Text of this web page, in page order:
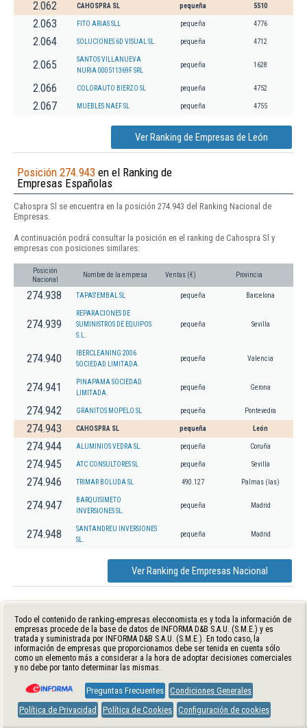
2.062 CAHOSPRA SL pequeña 5510
2.063 FITO ARIAS SLL pequeña 4776
2.064 SOLUCIONES 6D VISUAL SL. pequeña 4712
2.065
SANTOS VILLANUEVA
NURIA 000511369F SRL
pequeña 1628
2.066 COLORAUTO BIERZO SL pequeña 4752
2.067 MUEBLES NAEF SL pequeña 4755
Ver Ranking de Empresas de León
Posición 274.943 en el Ranking de
Empresas Españolas
Cahospra Sl se encuentra en la posición 274.943 del Ranking Nacional de
Empresas.
A continuación podrá consultar la posición en el ranking de Cahospra Sl y
empresas con posiciones similares:
Posición
Nacional
Nombre de la empresa Ventas (€) Provincia
274.938 TAPAS'EMBAL SL pequeña Barcelona
274.939
REPARACIONES DE
SUMINISTROS DE EQUIPOS
S.L.
pequeña Sevilla
274.940
IBERCLEANING 2006
SOCIEDAD LIMITADA.
pequeña Valencia
274.941
PINAPAMA SOCIEDAD
LIMITADA.
pequeña Gerona
274.942 GRANITOS MOPELO SL pequeña Pontevedra
274.943 CAHOSPRA SL pequeña León
274.944 ALUMINIOS VEDRA SL. pequeña Coruña
274.945 ATC CONSULTORES SL pequeña Sevilla
274.946 TRIMAR BOLUDA SL 490.127 Palmas (las)
274.947
BARQUISIMETO
INVERSIONES SL.
pequeña Madrid
274.948
SANTANDREU INVERSIONES
SL.
pequeña Madrid
Ver Ranking de Empresas Nacional
Todo el contenido de ranking-empresas.eleconomista.es y toda la información de
empresas procede de la base de datos de INFORMA D&B S.A.U. (S.M.E.) y es
tratada y suministrada por INFORMA D&B S.A.U. (S.M.E.). En todo caso, la
información de empresas que proporcionamos debe ser tenida en cuenta sólo
como un elemento más a considerar a la hora de adoptar decisiones comerciales
y no debe por tanto determinar las mismas.
Preguntas Frecuentes Condiciones Generales
Política de Privacidad
Política de Cookies Configuración de cookies